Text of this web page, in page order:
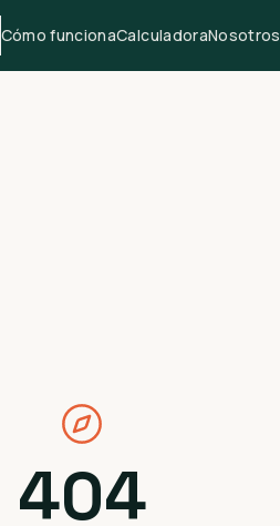
Cómo funcionaCalculadoraNosotros
404